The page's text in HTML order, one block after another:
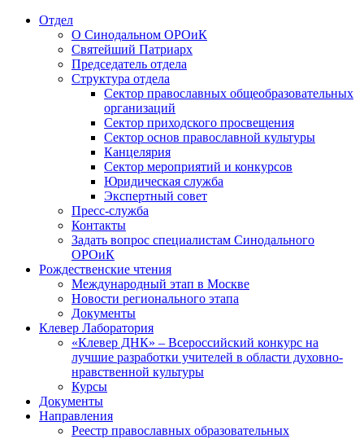
Отдел
О Синодальном ОРОиК
Святейший Патриарх
Председатель отдела
Структура отдела
Сектор православных общеобразовательных
организаций
Сектор приходского просвещения
Сектор основ православной культуры
Канцелярия
Сектор мероприятий и конкурсов
Юридическая служба
Экспертный совет
Пресс-служба
Контакты
Задать вопрос специалистам Синодального
ОРОиК
Рождественские чтения
Международный этап в Москве
Новости регионального этапа
Документы
Клевер Лаборатория
«Клевер ДНК» – Всероссийский конкурс на
лучшие разработки учителей в области духовно-
нравственной культуры
Курсы
Документы
Направления
Реестр православных образовательных